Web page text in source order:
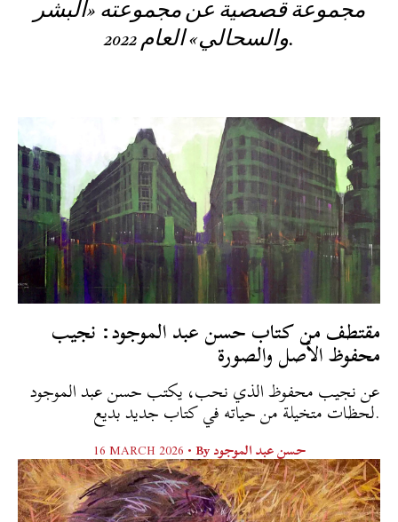
مجموعة قصصية عن مجموعته «البشر
والسحالي» العام 2022.
مقتطف من كتاب حسن عبد الموجود: نجيب
محفوظ الأصل والصورة
عن نجيب محفوظ الذي نحب، يكتب حسن عبد الموجود
لحظات متخيلة من حياته في كتاب جديد بديع.
16 MARCH 2026 •Byحسن عبد الموجود